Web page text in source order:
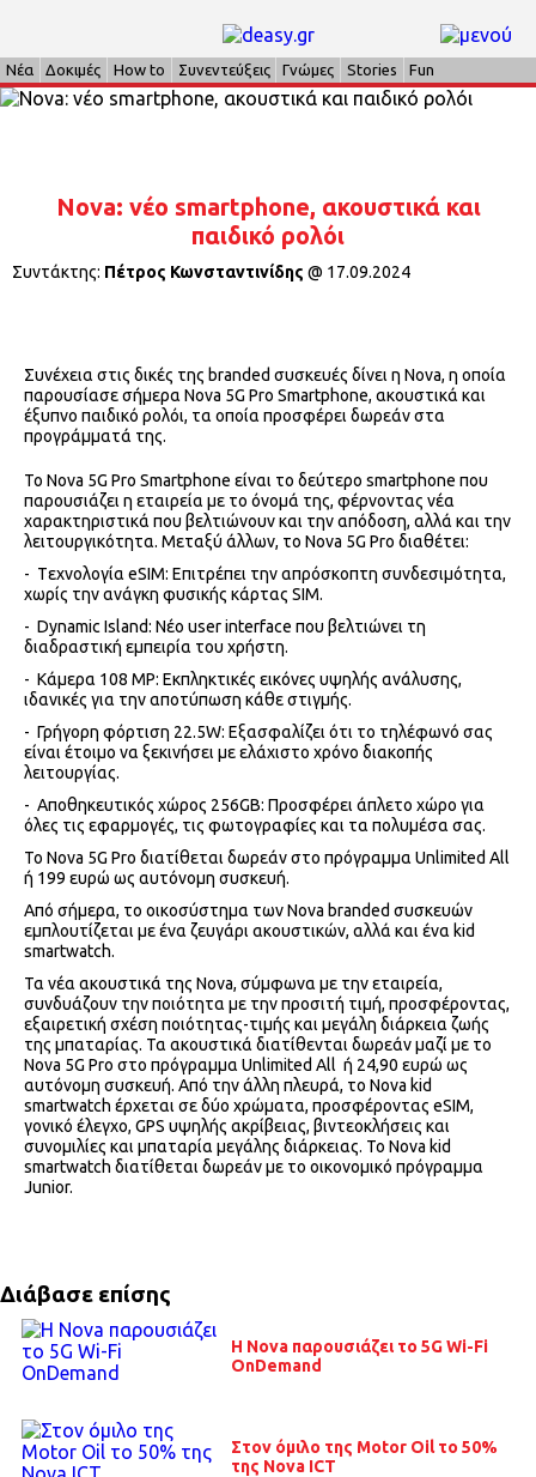
Νέα Δοκιμές How to Συνεντεύξεις Γνώμες Stories Fun
Nova: νέο smartphone, ακουστικά και
παιδικό ρολόι
Συντάκτης: Πέτρος Κωνσταντινίδης @ 17.09.2024
Συνέχεια στις δικές της branded συσκευές δίνει η Nova, η οποία
παρουσίασε σήμερα Nova 5G Pro Smartphone, ακουστικά και
έξυπνο παιδικό ρολόι, τα οποία προσφέρει δωρεάν στα
προγράμματά της.
Το Nova 5G Pro Smartphone είναι το δεύτερο smartphone που
παρουσιάζει η εταιρεία με το όνομά της, φέρνοντας νέα
χαρακτηριστικά που βελτιώνουν και την απόδοση, αλλά και την
λειτουργικότητα. Μεταξύ άλλων, το Nova 5G Pro διαθέτει:
- Tεχνολογία eSIM: Επιτρέπει την απρόσκοπτη συνδεσιμότητα,
χωρίς την ανάγκη φυσικής κάρτας SIM.
- Dynamic Island: Νέο user interface που βελτιώνει τη
διαδραστική εμπειρία του χρήστη.
- Κάμερα 108 MP: Εκπληκτικές εικόνες υψηλής ανάλυσης,
ιδανικές για την αποτύπωση κάθε στιγμής.
- Γρήγορη φόρτιση 22.5W: Εξασφαλίζει ότι το τηλέφωνό σας
είναι έτοιμο να ξεκινήσει με ελάχιστο χρόνο διακοπής
λειτουργίας.
- Αποθηκευτικός χώρος 256GB: Προσφέρει άπλετο χώρο για
όλες τις εφαρμογές, τις φωτογραφίες και τα πολυμέσα σας.
Το Nova 5G Pro διατίθεται δωρεάν στο πρόγραμμα Unlimited All
ή 199 ευρώ ως αυτόνομη συσκευή.
Από σήμερα, το οικοσύστημα των Nova branded συσκευών
εμπλουτίζεται με ένα ζευγάρι ακουστικών, αλλά και ένα kid
smartwatch.
Τα νέα ακουστικά της Nova, σύμφωνα με την εταιρεία,
συνδυάζουν την ποιότητα με την προσιτή τιμή, προσφέροντας,
εξαιρετική σχέση ποιότητας-τιμής και μεγάλη διάρκεια ζωής
της μπαταρίας. Τα ακουστικά διατίθενται δωρεάν μαζί με το
Nova 5G Pro στο πρόγραμμα Unlimited All ή 24,90 ευρώ ως
αυτόνομη συσκευή. Από την άλλη πλευρά, το Nova kid
smartwatch έρχεται σε δύο χρώματα, προσφέροντας eSIM,
γονικό έλεγχο, GPS υψηλής ακρίβειας, βιντεοκλήσεις και
συνομιλίες και μπαταρία μεγάλης διάρκειας. Το Nova kid
smartwatch διατίθεται δωρεάν με το οικονομικό πρόγραμμα
Junior.
Διάβασε επίσης
Η Nova παρουσιάζει το 5G Wi-Fi
OnDemand
Στον όμιλο της Motor Oil το 50%
της Nova ICT